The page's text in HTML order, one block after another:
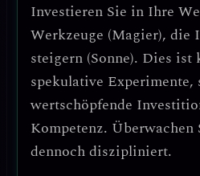
Investieren Sie in Ihre
Werkzeuge (Magier),
steigern (Sonne). Dies ist
spekulative
wertschöpfende
Kompetenz.
dennoch diszipliniert.